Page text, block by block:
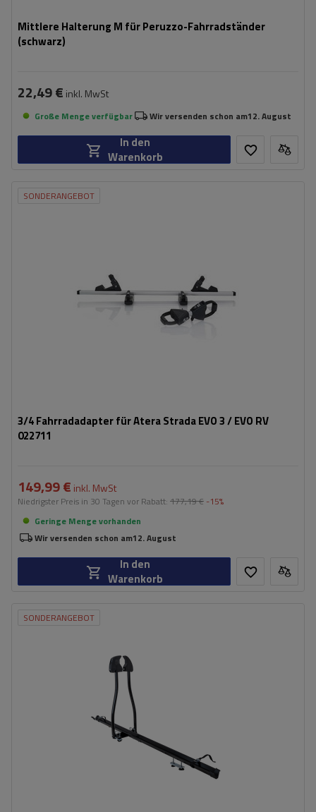
Mittlere Halterung M für Peruzzo-Fahrradständer
(schwarz)
22,49 € inkl. MwSt
Große Menge verfügbar Wir versenden schon am12. August
In den
Warenkorb
SONDERANGEBOT
3/4 Fahrradadapter für Atera Strada EVO 3 / EVO RV
022711
149,99 € inkl. MwSt
Niedrigster Preis in 30 Tagen vor Rabatt: 177,19 € -15%
Geringe Menge vorhanden
Wir versenden schon am12. August
In den
Warenkorb
SONDERANGEBOT
Montageart des Fahrrads:
prosty montaż na dachu